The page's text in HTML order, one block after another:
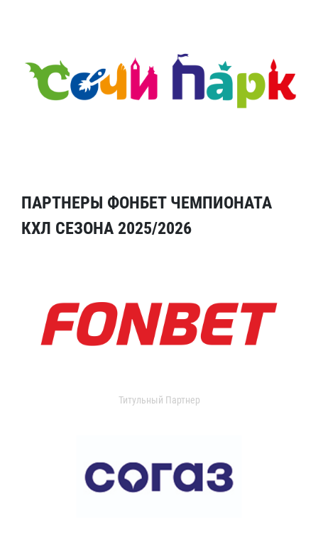
ПАРТНЕРЫ ФОНБЕТ ЧЕМПИОНАТА
КХЛ СЕЗОНА 2025/2026
Титульный Партнер